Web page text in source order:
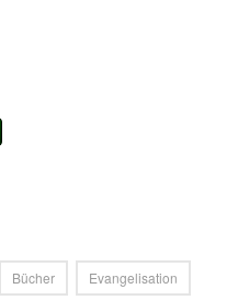
Bücher Evangelisation